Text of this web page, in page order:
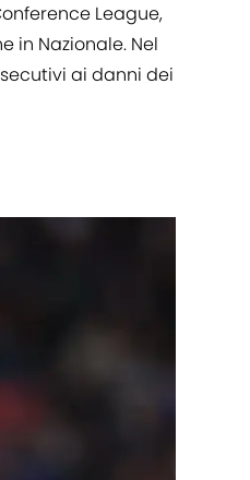
League,
in Nazionale. Nel
ai danni dei